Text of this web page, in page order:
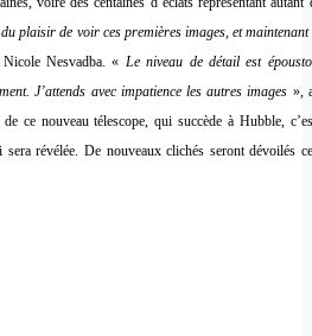
du plaisir de voir ces premières images, et
Nesvadba. « Le niveau de détail est
J’attends avec impatience les autres images »,
ce nouveau télescope, qui succède à Hubble,
révélée. De nouveaux clichés seront dévoilés